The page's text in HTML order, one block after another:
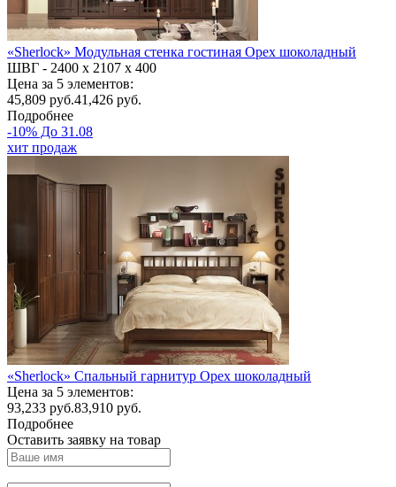
«Sherlock» Модульная стенка гостиная Орех шоколадный
ШВГ - 2400 х 2107 х 400
Цена за 5 элементов:
45,809 руб.41,426 руб.
Подробнее
-10% До 31.08
хит продаж
«Sherlock» Спальный гарнитур Орех шоколадный
Цена за 5 элементов:
93,233 руб.83,910 руб.
Подробнее
Оставить заявку на товар